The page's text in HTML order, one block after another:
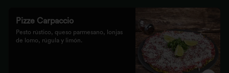
Pizze Carpaccio
Pesto rústico, queso parmesano, lonjas
de lomo, rúgula y limón.